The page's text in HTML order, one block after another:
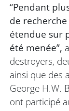
“Pendant
de
étendue sur
été menée”,
destroyers,
ainsi que des
George H.W.
ont participé